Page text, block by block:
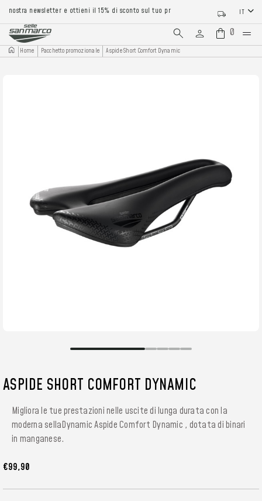
newsletter e ottieni il 15% di sconto sul tuo primo ordine IT
0
Home Pacchetto promozionale Aspide Short Comfort Dynamic
ASPIDE SHORT COMFORT DYNAMIC
Migliora le tue prestazioni nelle uscite di lunga durata con la
moderna sellaDynamic Aspide Comfort Dynamic , dotata di binari
in manganese.
€99,90